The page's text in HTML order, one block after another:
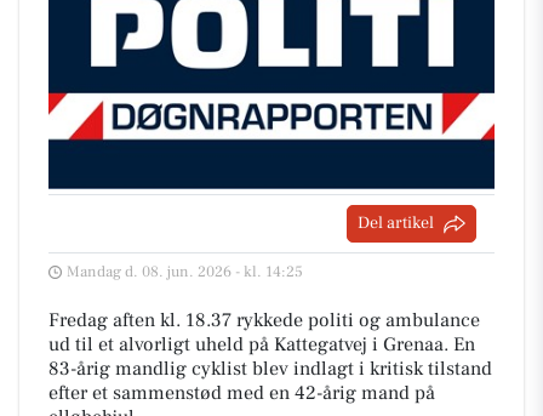
Del artikel
Mandag d. 08. jun. 2026 - kl. 14:25
Fredag aften kl. 18.37 rykkede politi og ambulance
ud til et alvorligt uheld på Kattegatvej i Grenaa. En
83-årig mandlig cyklist blev indlagt i kritisk tilstand
efter et sammenstød med en 42-årig mand på